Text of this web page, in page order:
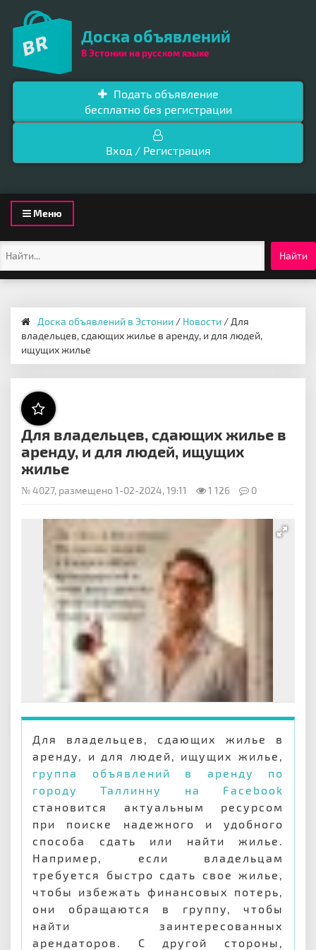
Доска объявлений
В Эстонии на русском языке
Подать объявление
бесплатно без регистрации
Вход / Регистрация
Toggle
navigation
Меню
Найти
Доска объявлений в Эстонии / Новости / Для
владельцев, сдающих жилье в аренду, и для людей,
ищущих жилье
Для владельцев, сдающих жилье в
аренду, и для людей, ищущих
жилье
№ 4027, размещено 1-02-2024, 19:11 1 126 0
Для владельцев, сдающих жилье в
аренду, и для людей, ищущих жилье,
группа объявлений в аренду по
городу Таллинну на Facebook
становится актуальным ресурсом
при поиске надежного и удобного
способа сдать или найти жилье.
Например, если владельцам
требуется быстро сдать свое жилье,
чтобы избежать финансовых потерь,
они обращаются в группу, чтобы
найти заинтересованных
арендаторов. С другой стороны,